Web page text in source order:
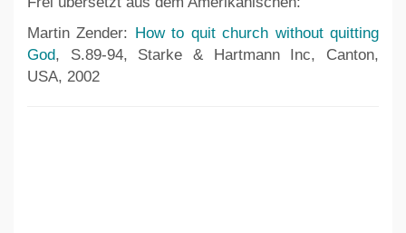
Martin Zender: How to quit church without quitting
God, S.89-94, Starke & Hartmann Inc, Canton,
USA, 2002